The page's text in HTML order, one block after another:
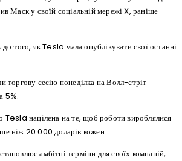
Маск у своїй соціальній мережі X, раніше
того, як Tesla мала опублікувати свої останні
торгову сесію понеділка на Волл-стріт
5%.
Tesla націлена на те, щоб роботи вироблялися
ніж 20 000 доларів кожен.
амбітні терміни для своїх компаній,